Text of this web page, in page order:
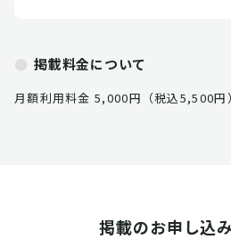
掲載料金について
月額利用料金 5,000円（税込5,500円）
掲載のお申し込